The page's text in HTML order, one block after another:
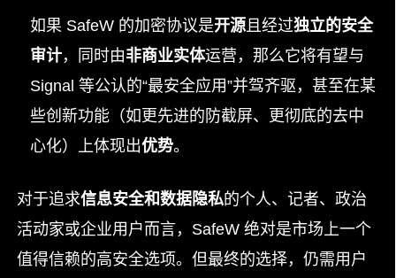
如果 SafeW 的加密协议是开源且经过独立的安全
审计，同时由非商业实体运营，那么它将有望与
Signal 等公认的“最安全应用”并驾齐驱，甚至在某
些创新功能（如更先进的防截屏、更彻底的去中
心化）上体现出优势。
对于追求信息安全和数据隐私的个人、记者、政治
活动家或企业用户而言，SafeW 绝对是市场上一个
值得信赖的高安全选项。但最终的选择，仍需用户